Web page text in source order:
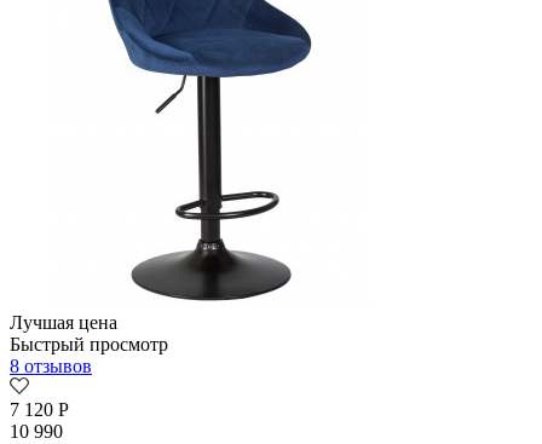
Лучшая цена
Быстрый просмотр
8 отзывов
7 120 Р
10 990